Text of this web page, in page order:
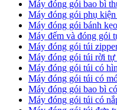
Máy đóng gói bao bì
Máy đóng gói phụ
Máy đóng gói bánh
Máy đếm và đóng gói
Máy đóng gói túi
Máy đóng gói túi rời tự
Máy đóng gói túi có
Máy đóng gói túi có
Máy đóng gói bao bì
Máy đóng gói túi có